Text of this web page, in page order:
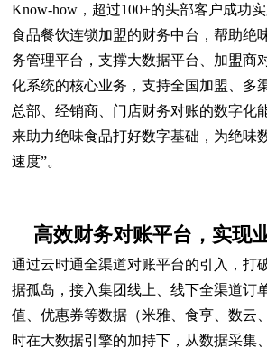
Know-how，超过100+的头部客户成功
食品餐饮连锁加盟的财务中台，帮助绝
务管理平台，支撑大数据平台、加盟商
化系统的核心业务，支持全国加盟、多
总部、经销商、门店财务对账的数字化
来助力绝味食品打好数字基础，为绝味
速度”。
高效财务对账平台，实现
通过云时通全渠道对账平台的引入，打
据孤岛，接入集团线上、线下全渠道订
值、优惠券等数据（米雅、食亨、数云
时在大数据引擎的加持下，从数据采集